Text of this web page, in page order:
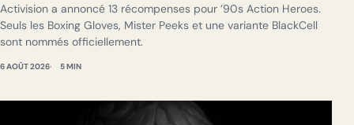
Activision a annoncé 13 récompenses pour ’90s Action Heroes.
Seuls les Boxing Gloves, Mister Peeks et une variante BlackCell
sont nommés officiellement.
6 AOÛT 2026 5 MIN